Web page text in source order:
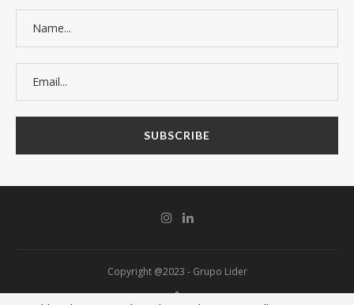
Copyright @2023 - Grupo Lider